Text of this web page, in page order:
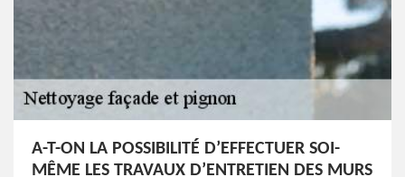
A-T-ON LA POSSIBILITÉ D’EFFECTUER SOI-
MÊME LES TRAVAUX D’ENTRETIEN DES MURS